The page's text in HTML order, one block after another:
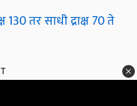
130 तर साधी द्राक्ष 70 ते